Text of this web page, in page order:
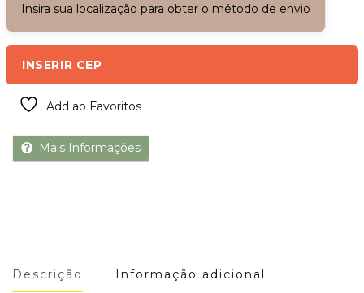
Insira sua localização para obter o método de envio
INSERIR CEP
Add ao Favoritos
Mais Informações
Descrição Informação adicional